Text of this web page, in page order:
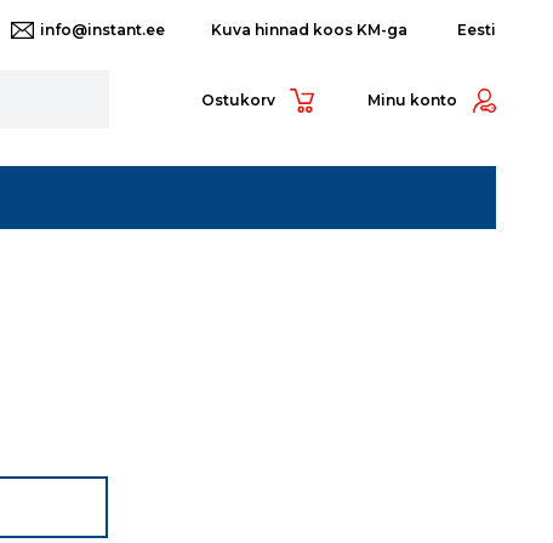
info@instant.ee Eesti
Ostukorv Minu konto